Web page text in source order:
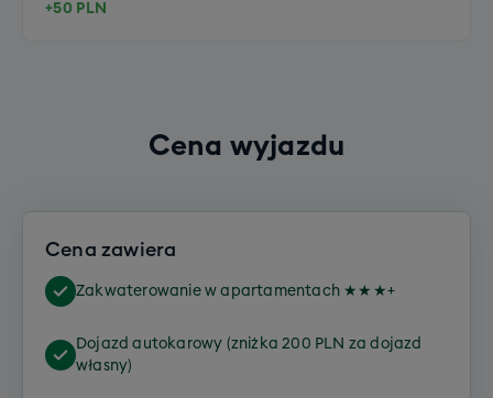
+50 PLN
Cena wyjazdu
Cena zawiera
Zakwaterowanie w apartamentach ★★★+
Dojazd autokarowy (zniżka 200 PLN za dojazd
własny)